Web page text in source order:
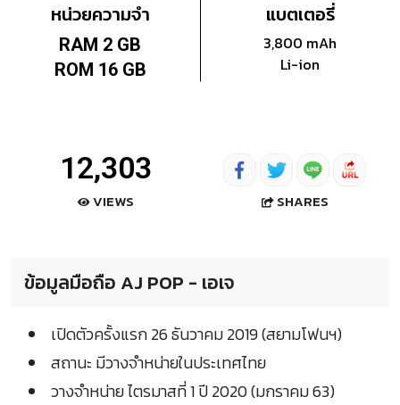
หน่วยความจำ
RAM 2 GB
ROM 16 GB
แบตเตอรี่
3,800 mAh
Li-ion
12,303
VIEWS SHARES
ข้อมูลมือถือ AJ POP - เอเจ
เปิดตัวครั้งแรก 26 ธันวาคม 2019 (สยามโฟนฯ)
สถานะ มีวางจำหน่ายในประเทศไทย
วางจำหน่าย ไตรมาสที่ 1 ปี 2020 (มกราคม 63)